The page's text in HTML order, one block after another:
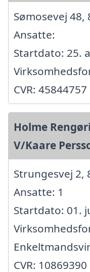
Sømosevej 48,
Ansatte:
Startdato: 25.
CVR: 45844757
Holme
V/Kaare
Strungesvej 2,
Ansatte: 1
Startdato: 01.
CVR: 10869390